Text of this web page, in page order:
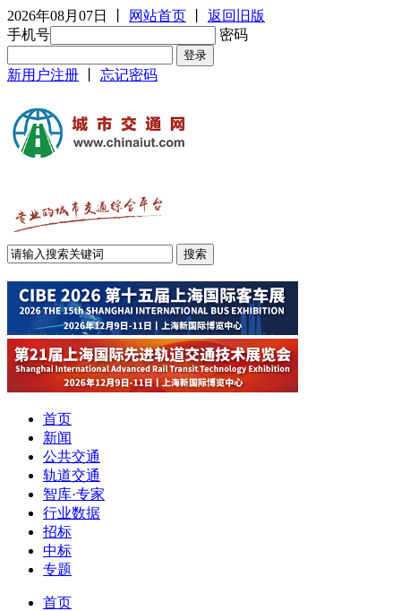
2026年08月07日 网站首页
返回旧版
手机号
密码
新用户注册 忘记密码
首页
新闻
公共交通
轨道交通
智库·专家
行业数据
招标
中标
专题
首页